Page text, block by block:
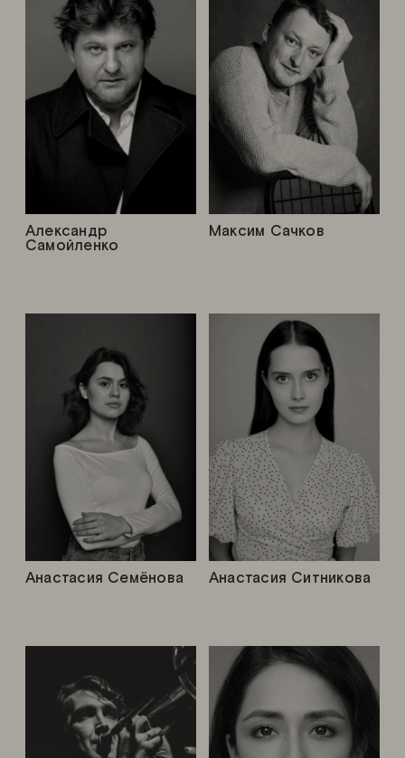
Анастасия Семёнова
Александр
Самойленко
Максим Сачков
Анастасия Ситникова